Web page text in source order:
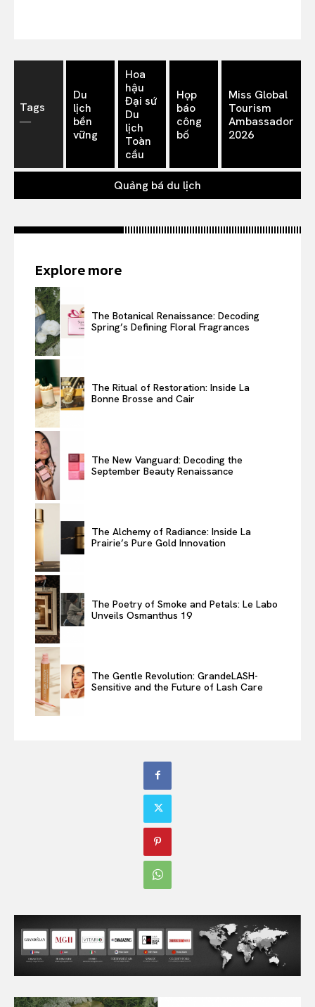
Tags
―
Du
lịch
bền
vững
Hoa
hậu
Đại sứ
Du
lịch
Toàn
cầu
Họp
báo
công
bố
Miss Global
Tourism
Ambassador
2026
Quảng bá du lịch
Explore more
The Botanical Renaissance: Decoding
Spring’s Defining Floral Fragrances
The Ritual of Restoration: Inside La
Bonne Brosse and Cair
The New Vanguard: Decoding the
September Beauty Renaissance
The Alchemy of Radiance: Inside La
Prairie’s Pure Gold Innovation
The Poetry of Smoke and Petals: Le Labo
Unveils Osmanthus 19
The Gentle Revolution: GrandeLASH-
Sensitive and the Future of Lash Care